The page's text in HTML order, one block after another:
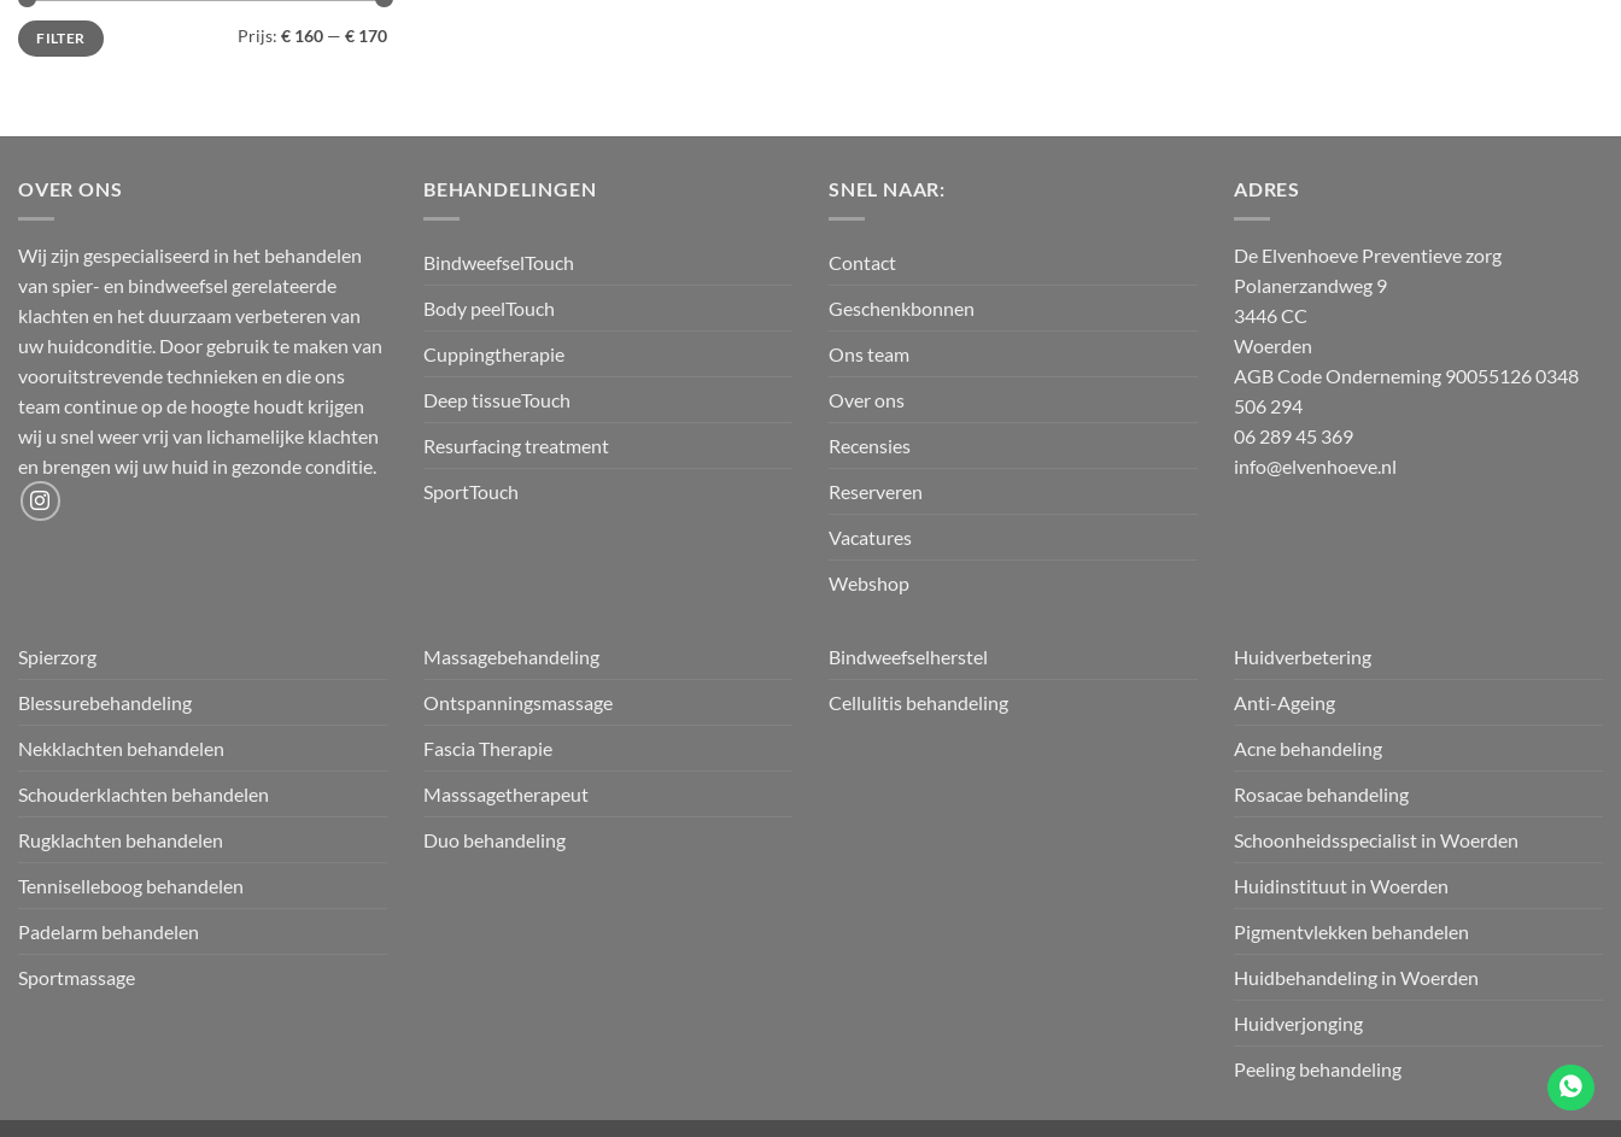
Min.
prijs
Max.
prijsFILTER Prijs: € 160 — € 170
OVER ONS
Wij zijn gespecialiseerd in het behandelen
van spier- en bindweefsel gerelateerde
klachten en het duurzaam verbeteren van
uw huidconditie. Door gebruik te maken van
vooruitstrevende technieken en die ons
team continue op de hoogte houdt krijgen
wij u snel weer vrij van lichamelijke klachten
en brengen wij uw huid in gezonde conditie.
BEHANDELINGEN
BindweefselTouch
Body peelTouch
Cuppingtherapie
Deep tissueTouch
Resurfacing treatment
SportTouch
SNEL NAAR:
Contact
Geschenkbonnen
Ons team
Over ons
Recensies
Reserveren
Vacatures
Webshop
ADRES
De Elvenhoeve Preventieve zorg
Polanerzandweg 9
3446 CC
Woerden
AGB Code Onderneming 900551260348
506 294
06 289 45 369
info@elvenhoeve.nl
Spierzorg
Blessurebehandeling
Nekklachten behandelen
Schouderklachten behandelen
Rugklachten behandelen
Tenniselleboog behandelen
Padelarm behandelen
Sportmassage
Massagebehandeling
Ontspanningsmassage
Fascia Therapie
Masssagetherapeut
Duo behandeling
Bindweefselherstel
Cellulitis behandeling
Huidverbetering
Anti-Ageing
Acne behandeling
Rosacae behandeling
Schoonheidsspecialist in Woerden
Huidinstituut in Woerden
Pigmentvlekken behandelen
Huidbehandeling in Woerden
Huidverjonging
Peeling behandeling